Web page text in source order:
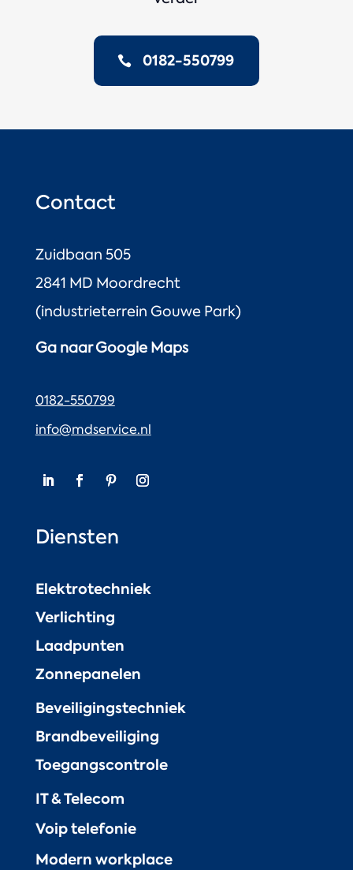
0182-550799
Contact
Zuidbaan 505
2841 MD Moordrecht
(industrieterrein Gouwe Park)
Ga naar Google Maps
0182-550799
info@mdservice.nl
Diensten
Elektrotechniek
Verlichting
Laadpunten
Zonnepanelen
Beveiligingstechniek
Brandbeveiliging
Toegangscontrole
IT & Telecom
Voip telefonie
Modern workplace